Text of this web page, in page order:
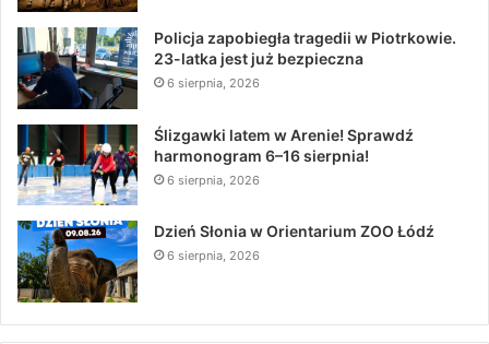
Policja zapobiegła tragedii w Piotrkowie.
23-latka jest już bezpieczna
6 sierpnia, 2026
Ślizgawki latem w Arenie! Sprawdź
harmonogram 6–16 sierpnia!
6 sierpnia, 2026
Dzień Słonia w Orientarium ZOO Łódź
6 sierpnia, 2026